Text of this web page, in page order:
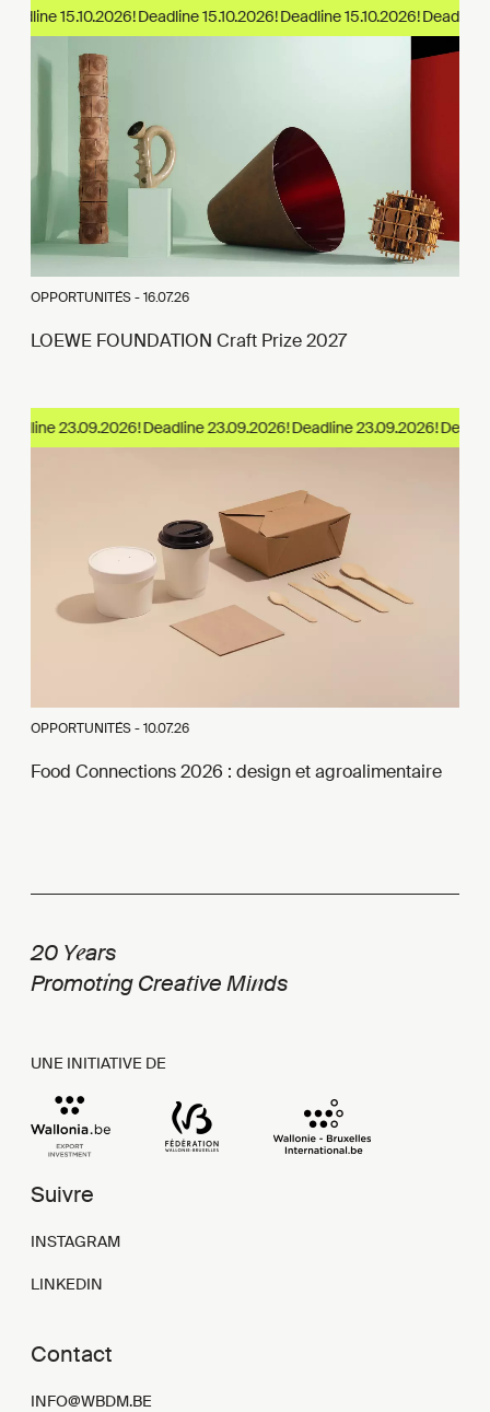
15.10.2026!
OPPORTUNITÉS -16.07.26
LOEWE FOUNDATION Craft Prize 2027
23.09.2026!
OPPORTUNITÉS -10.07.26
Food Connections 2026 : design et agroalimentaire
20 Years
Promoting Creative Minds
UNE INITIATIVE DE
Suivre
INSTAGRAM
LINKEDIN
Contact
INFO@WBDM.BE